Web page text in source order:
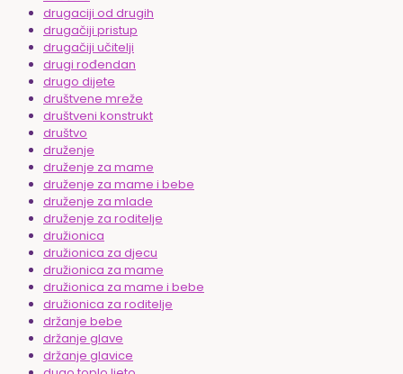
drugaciji od drugih
drugačiji pristup
drugačiji učitelji
drugi rođendan
drugo dijete
društvene mreže
društveni konstrukt
društvo
druženje
druženje za mame
druženje za mame i bebe
druženje za mlade
druženje za roditelje
družionica
družionica za djecu
družionica za mame
družionica za mame i bebe
družionica za roditelje
držanje bebe
držanje glave
držanje glavice